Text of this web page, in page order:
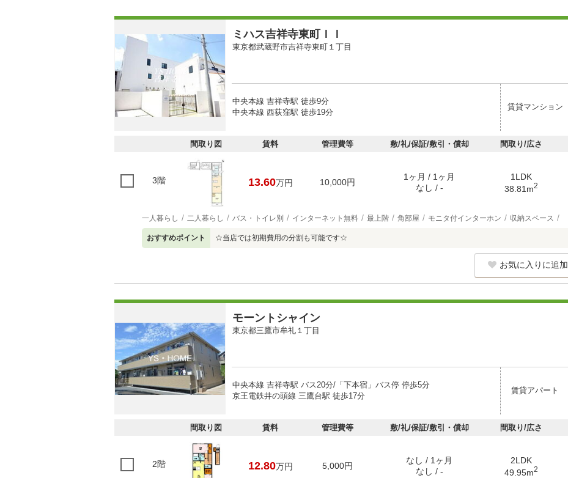
ミハス吉祥寺東町ＩＩ
東京都武蔵野市吉祥寺東町１丁目
中央本線 吉祥寺駅 徒歩9分
中央本線 西荻窪駅 徒歩19分
賃貸マンション
間取り図 賃料 管理費等 敷/礼/保証/敷引・償却 間取り/広さ
3階 13.60万円 10,000円
1ヶ月 / 1ヶ月
なし / -
1LDK
38.81m2
一人暮らし 二人暮らし バス・トイレ別 インターネット無料 最上階 角部屋 モニタ付インターホン 収納スペース
おすすめポイント ☆当店では初期費用の分割も可能です☆
お気に入りに追加
モーントシャイン
東京都三鷹市牟礼１丁目
中央本線 吉祥寺駅 バス20分/「下本宿」バス停 停歩5分
京王電鉄井の頭線 三鷹台駅 徒歩17分
賃貸アパート
間取り図 賃料 管理費等 敷/礼/保証/敷引・償却 間取り/広さ
2階 12.80万円 5,000円
なし / 1ヶ月
なし / -
2LDK
49.95m2